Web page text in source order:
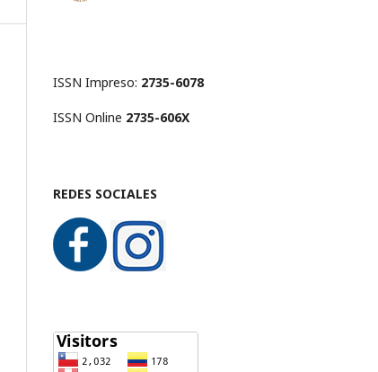
ISSN Impreso: 2735-6078
ISSN Online 2735-606X
REDES SOCIALES